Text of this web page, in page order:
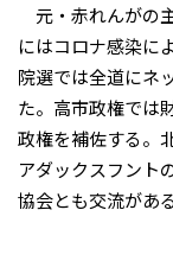
元・赤れんがの
にはコロナ感染に
院選では全道にネ
た。高市政権では
政権を補佐する。
アダックスフント
協会とも交流がある